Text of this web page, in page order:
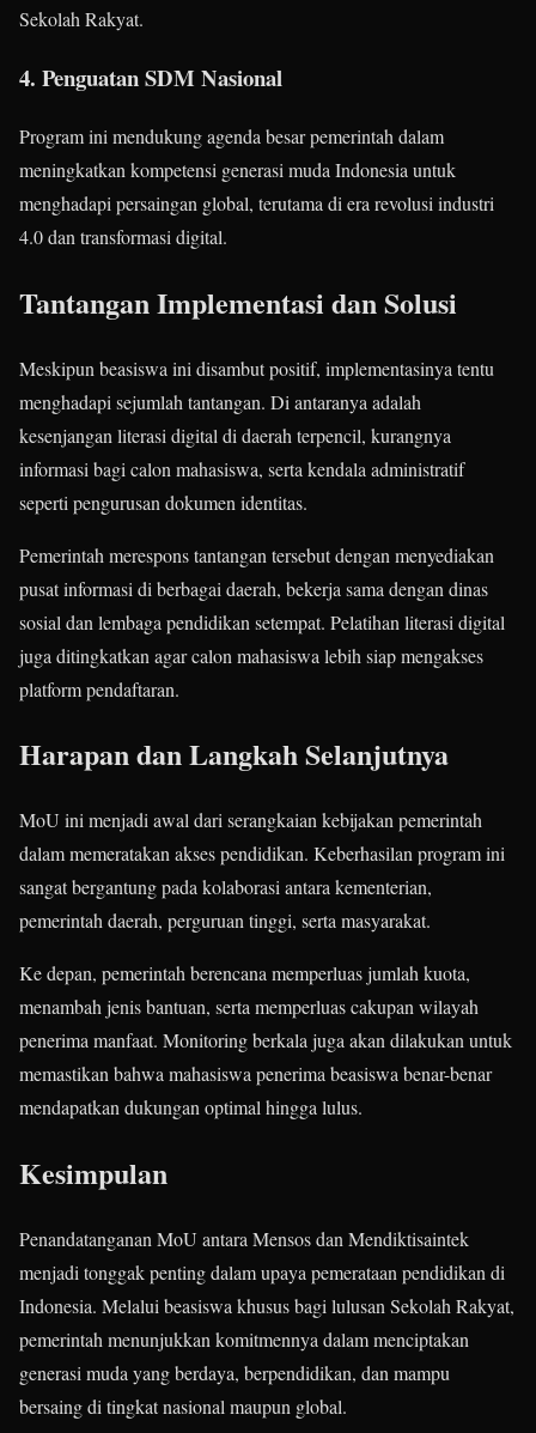
Sekolah Rakyat.
4. Penguatan SDM Nasional
Program ini mendukung agenda besar pemerintah dalam
meningkatkan kompetensi generasi muda Indonesia untuk
menghadapi persaingan global, terutama di era revolusi industri
4.0 dan transformasi digital.
Tantangan Implementasi dan Solusi
Meskipun beasiswa ini disambut positif, implementasinya tentu
menghadapi sejumlah tantangan. Di antaranya adalah
kesenjangan literasi digital di daerah terpencil, kurangnya
informasi bagi calon mahasiswa, serta kendala administratif
seperti pengurusan dokumen identitas.
Pemerintah merespons tantangan tersebut dengan menyediakan
pusat informasi di berbagai daerah, bekerja sama dengan dinas
sosial dan lembaga pendidikan setempat. Pelatihan literasi digital
juga ditingkatkan agar calon mahasiswa lebih siap mengakses
platform pendaftaran.
Harapan dan Langkah Selanjutnya
MoU ini menjadi awal dari serangkaian kebijakan pemerintah
dalam memeratakan akses pendidikan. Keberhasilan program ini
sangat bergantung pada kolaborasi antara kementerian,
pemerintah daerah, perguruan tinggi, serta masyarakat.
Ke depan, pemerintah berencana memperluas jumlah kuota,
menambah jenis bantuan, serta memperluas cakupan wilayah
penerima manfaat. Monitoring berkala juga akan dilakukan untuk
memastikan bahwa mahasiswa penerima beasiswa benar-benar
mendapatkan dukungan optimal hingga lulus.
Kesimpulan
Penandatanganan MoU antara Mensos dan Mendiktisaintek
menjadi tonggak penting dalam upaya pemerataan pendidikan di
Indonesia. Melalui beasiswa khusus bagi lulusan Sekolah Rakyat,
pemerintah menunjukkan komitmennya dalam menciptakan
generasi muda yang berdaya, berpendidikan, dan mampu
bersaing di tingkat nasional maupun global.